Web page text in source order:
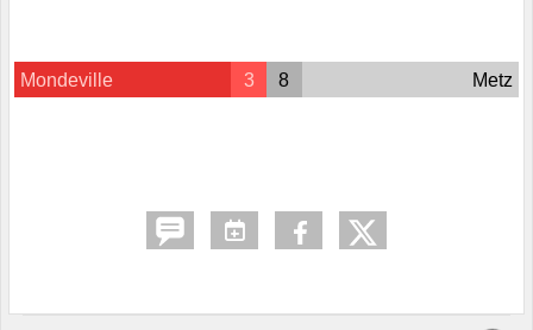
Mondeville 3 8 Metz